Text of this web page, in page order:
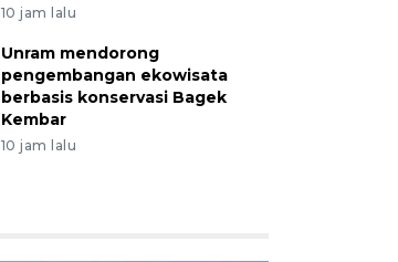
10 jam lalu
Unram mendorong
pengembangan ekowisata
berbasis konservasi Bagek
Kembar
10 jam lalu